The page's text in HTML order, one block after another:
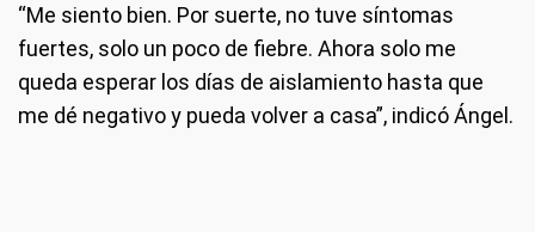
“Me siento bien. Por suerte, no tuve síntomas
fuertes, solo un poco de fiebre. Ahora solo me
queda esperar los días de aislamiento hasta que
me dé negativo y pueda volver a casa”, indicó Ángel.